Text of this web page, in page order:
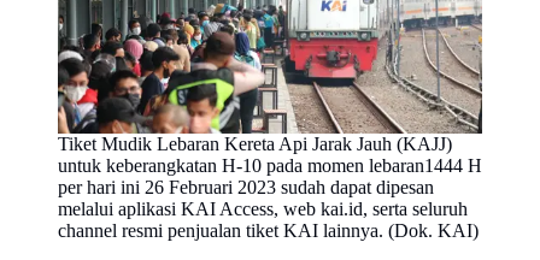
Tiket Mudik Lebaran Kereta Api Jarak Jauh (KAJJ)
untuk keberangkatan H-10 pada momen lebaran1444 H
per hari ini 26 Februari 2023 sudah dapat dipesan
melalui aplikasi KAI Access, web kai.id, serta seluruh
channel resmi penjualan tiket KAI lainnya. (Dok. KAI)